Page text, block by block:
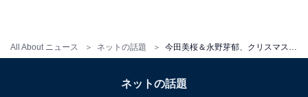
All About ニュース ネットの話題
ネットの話題